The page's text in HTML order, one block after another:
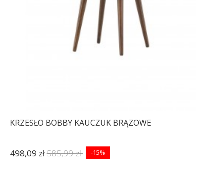
KRZESŁO BOBBY KAUCZUK BRĄZOWE
498,09 zł585,99 zł -15%